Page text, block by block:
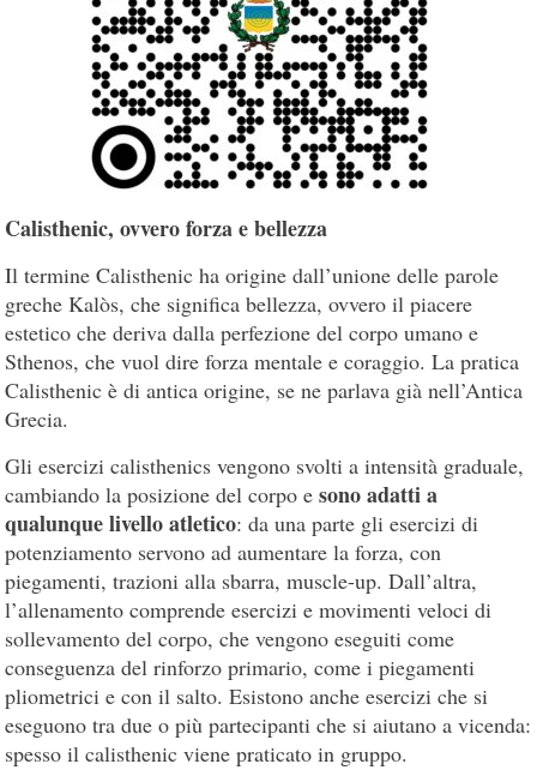
Calisthenic, ovvero forza e bellezza
Il termine Calisthenic ha origine dall’unione delle parole
greche Kalòs, che significa bellezza, ovvero il piacere
estetico che deriva dalla perfezione del corpo umano e
Sthenos, che vuol dire forza mentale e coraggio. La pratica
Calisthenic è di antica origine, se ne parlava già nell’Antica
Grecia.
Gli esercizi calisthenics vengono svolti a intensità graduale,
cambiando la posizione del corpo esono adatti a
qualunque livello atletico: da una parte gli esercizi di
potenziamento servono ad aumentare la forza, con
piegamenti, trazioni alla sbarra, muscle-up. Dall’altra,
l’allenamento comprende esercizi e movimenti veloci di
sollevamento del corpo, che vengono eseguiti come
conseguenza del rinforzo primario, come i piegamenti
pliometrici e con il salto. Esistono anche esercizi che si
eseguono tra due o più partecipanti che si aiutano a vicenda:
spesso il calisthenic viene praticato in gruppo.